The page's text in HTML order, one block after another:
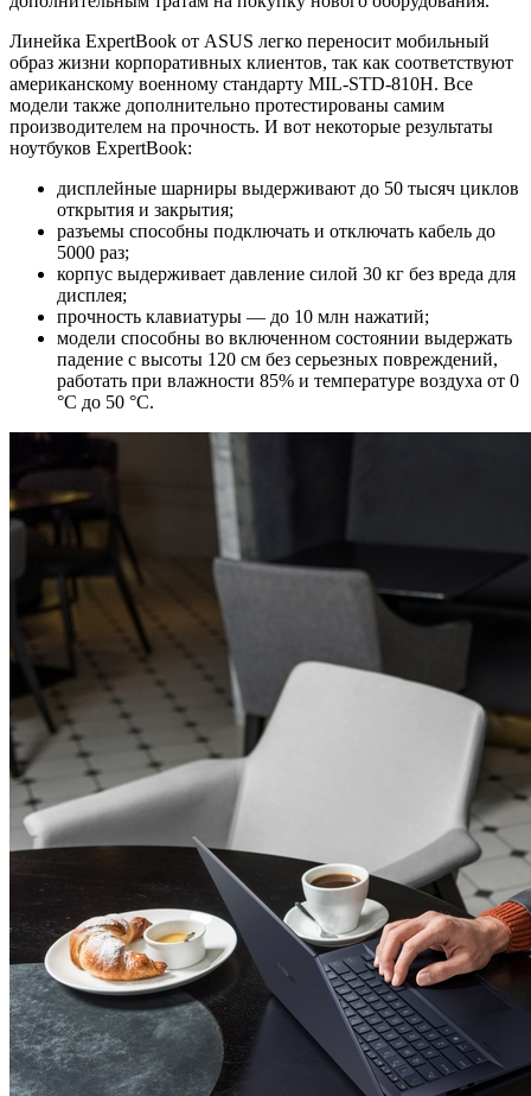
Линейка ExpertBook от ASUS легко переносит мобильный
образ жизни корпоративных клиентов, так как соответствуют
американскому военному стандарту MIL-STD-810H. Все
модели также дополнительно протестированы самим
производителем на прочность. И вот некоторые результаты
ноутбуков ExpertBook:
дисплейные шарниры выдерживают до 50 тысяч циклов
открытия и закрытия;
разъемы способны подключать и отключать кабель до
5000 раз;
корпус выдерживает давление силой 30 кг без вреда для
дисплея;
прочность клавиатуры — до 10 млн нажатий;
модели способны во включенном состоянии выдержать
падение с высоты 120 см без серьезных повреждений,
работать при влажности 85% и температуре воздуха от 0
°C до 50 °C.